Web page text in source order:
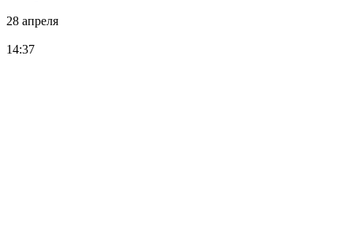
28 апреля
14:37